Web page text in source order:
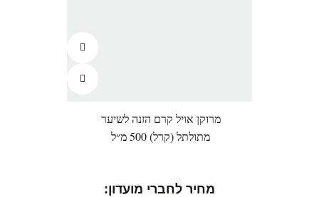
מרוקן אויל קרם הזנה לשיער
מתולתל (קרל) 500 מ״ל
מחיר לחברי מועדון: